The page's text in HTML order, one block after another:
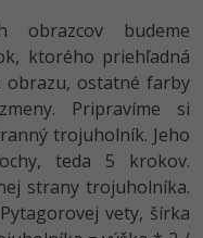
obrazcov budeme
ktorého priehľadná
ostatné farby
Pripravíme si
trojuholník. Jeho
teda 5 krokov.
strany trojuholníka.
vety, šírka